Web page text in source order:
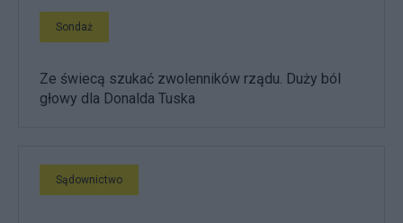
Sondaż
Ze świecą szukać zwolenników rządu. Duży ból
głowy dla Donalda Tuska
Sądownictwo